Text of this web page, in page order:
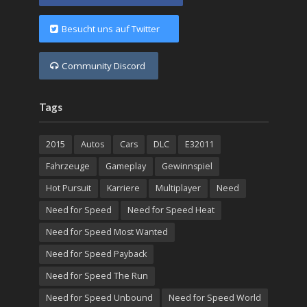
Besucht uns auf Twitter
Community Discord
Tags
2015 Autos Cars DLC
E32011
Fahrzeuge
Gameplay
Gewinnspiel
Hot Pursuit
Karriere Multiplayer
Need
Need for Speed
Need for Speed Heat
Need for Speed Most Wanted
Need for Speed Payback
Need for Speed The Run
Need for Speed Unbound
Need for Speed World